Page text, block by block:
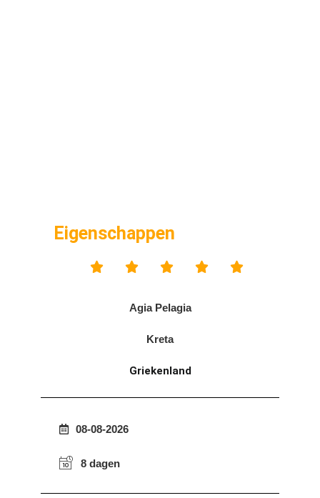
Eigenschappen
    
Agia Pelagia
Kreta
Griekenland
08-08-2026
8 dagen